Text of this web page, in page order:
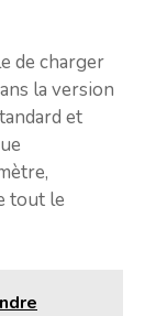
de charger
la version
et
tout le